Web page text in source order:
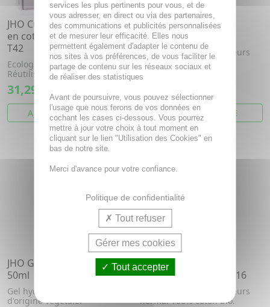
JHO Culotte Menstruelle
en coton bio flux moyen
T42
Ecologique et sain,
Réutilisable et économique
31,29€
AJOUTER AU PANIER
JHO Tampons avec
applicateur Mini x18
Tampons avec applicateurs
mini 100% coton bio.
VOIR CET ARTICLE
JHO Gel hydratant intime
50ml
Gel hydratant intime bio 99%
d'origine végétale.
JHO Tampons avec
applicateur Normal x16
Tampons avec applicateurs
normal 100% coton bio.
services les plus pertinents pour vous, et de
vous adresser, en direct ou via des partenaires,
des communications et publicités personnalisées
et de mesurer leur efficacité. Elles nous
permettent également d'adapter le contenu de
nos sites à vos préférences, de vous faciliter le
partage de contenu sur les réseaux sociaux et
de réaliser des statistiques
Avant de poursuivre, vous pouvez sélectionner
l'usage que nous ferons de vos données en
cochant les cases ci-dessous. Vous pourrez
mettre à jour votre choix à tout moment en
cliquant sur le lien "Utilisation des Cookies" en
bas de notre site.
Merci d'avance pour votre confiance.
Politique de confidentialité
Tout refuser
Gérer mes cookies
Tout accepter